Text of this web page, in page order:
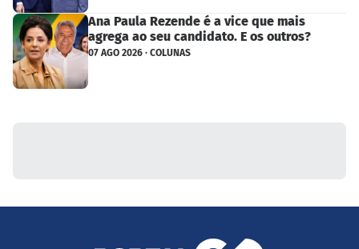
Ana Paula Rezende é a vice que mais
agrega ao seu candidato. E os outros?
07 AGO 2026 · COLUNAS